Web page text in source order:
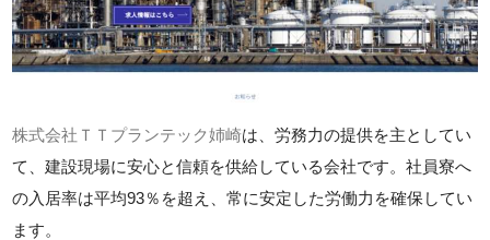
株式会社ＴＴプランテック姉崎は、労務力の提供を主としてい
て、建設現場に安心と信頼を供給している会社です。社員寮へ
の入居率は平均93％を超え、常に安定した労働力を確保してい
ます。